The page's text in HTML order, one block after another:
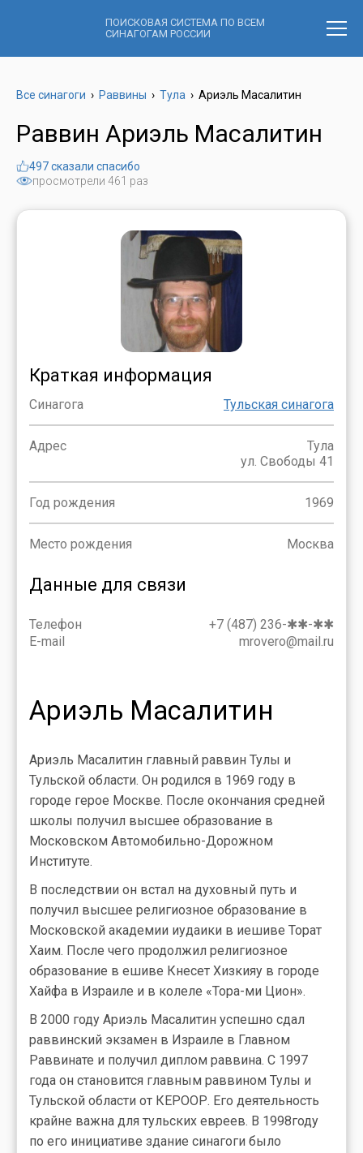
ПОИСКОВАЯ СИСТЕМА ПО ВСЕМ
СИНАГОГАМ РОССИИ
Все синагоги › Раввины › Тула › Ариэль Масалитин
Раввин Ариэль Масалитин
просмотрели 461 раз
497 сказали спасибо
Краткая информация
Синагога Тульская синагога
Адрес
Тула
ул. Свободы 41
Год рождения 1969
Место рождения Москва
Данные для связи
Телефон
+7 (487) 236-✱✱-✱✱
E-mail
mrovero@mail.ru
Ариэль Масалитин
Ариэль Масалитин главный раввин Тулы и
Тульской области. Он родился в 1969 году в
городе герое Москве. После окончания средней
школы получил высшее образование в
Московском Автомобильно-Дорожном
Институте.
В последствии он встал на духовный путь и
получил высшее религиозное образование в
Московской академии иудаики в иешиве Торат
Хаим. После чего продолжил религиозное
образование в ешиве Кнесет Хизкияу в городе
Хайфа в Израиле и в колеле «Тора-ми Цион».
В 2000 году Ариэль Масалитин успешно сдал
раввинский экзамен в Израиле в Главном
Раввинате и получил диплом раввина. С 1997
года он становится главным раввином Тулы и
Тульской области от КЕРООР. Его деятельность
крайне важна для тульских евреев. В 1998году
по его инициативе здание синагоги было